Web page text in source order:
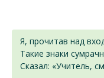
Я, прочитав над
Такие знаки
Сказал: «Учитель,